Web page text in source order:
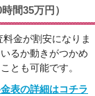
間35万円）
金が割安になりま
るか動きがつかめ
とも可能です。
表の詳細はコチラ